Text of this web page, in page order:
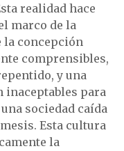
realidad hace
marco de la
la concepción
comprensibles,
y una
inaceptables para
sociedad caída
Esta cultura
la